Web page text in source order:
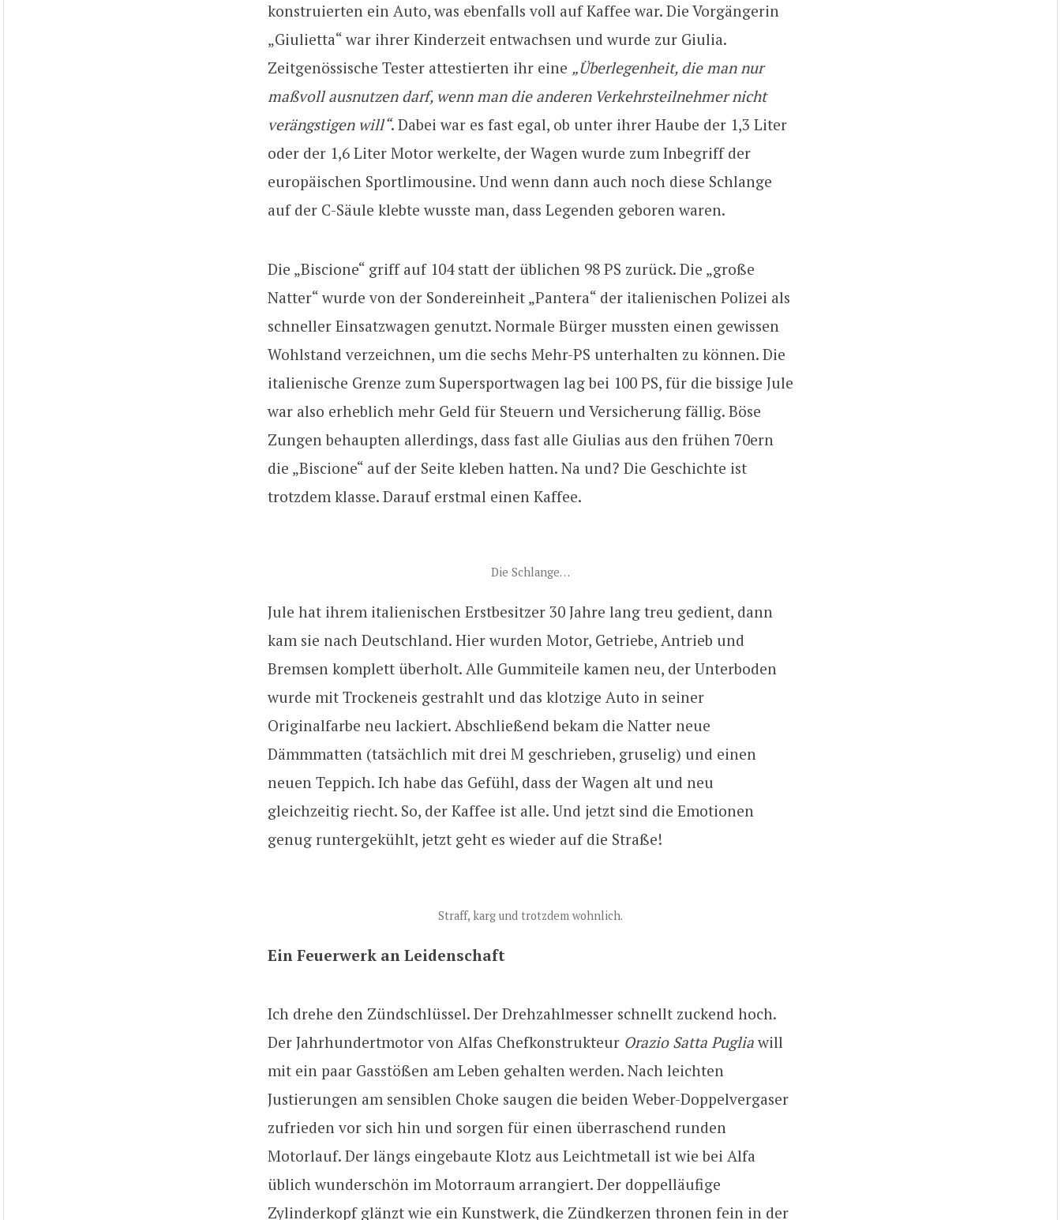
konstruierten ein Auto, was ebenfalls voll auf Kaffee war. Die Vorgängerin
„Giulietta“ war ihrer Kinderzeit entwachsen und wurde zur Giulia.
Zeitgenössische Tester attestierten ihr eine „Überlegenheit, die man nur
maßvoll ausnutzen darf, wenn man die anderen Verkehrsteilnehmer nicht
verängstigen will“. Dabei war es fast egal, ob unter ihrer Haube der 1,3 Liter
oder der 1,6 Liter Motor werkelte, der Wagen wurde zum Inbegriff der
europäischen Sportlimousine. Und wenn dann auch noch diese Schlange
auf der C-Säule klebte wusste man, dass Legenden geboren waren.
Die „Biscione“ griff auf 104 statt der üblichen 98 PS zurück. Die „große
Natter“ wurde von der Sondereinheit „Pantera“ der italienischen Polizei als
schneller Einsatzwagen genutzt. Normale Bürger mussten einen gewissen
Wohlstand verzeichnen, um die sechs Mehr-PS unterhalten zu können. Die
italienische Grenze zum Supersportwagen lag bei 100 PS, für die bissige Jule
war also erheblich mehr Geld für Steuern und Versicherung fällig. Böse
Zungen behaupten allerdings, dass fast alle Giulias aus den frühen 70ern
die „Biscione“ auf der Seite kleben hatten. Na und? Die Geschichte ist
trotzdem klasse. Darauf erstmal einen Kaffee.
Die Schlange…
Jule hat ihrem italienischen Erstbesitzer 30 Jahre lang treu gedient, dann
kam sie nach Deutschland. Hier wurden Motor, Getriebe, Antrieb und
Bremsen komplett überholt. Alle Gummiteile kamen neu, der Unterboden
wurde mit Trockeneis gestrahlt und das klotzige Auto in seiner
Originalfarbe neu lackiert. Abschließend bekam die Natter neue
Dämmmatten (tatsächlich mit drei M geschrieben, gruselig) und einen
neuen Teppich. Ich habe das Gefühl, dass der Wagen alt und neu
gleichzeitig riecht. So, der Kaffee ist alle. Und jetzt sind die Emotionen
genug runtergekühlt, jetzt geht es wieder auf die Straße!
Straff, karg und trotzdem wohnlich.
Ein Feuerwerk an Leidenschaft
Ich drehe den Zündschlüssel. Der Drehzahlmesser schnellt zuckend hoch.
Der Jahrhundertmotor von Alfas Chefkonstrukteur Orazio Satta Puglia will
mit ein paar Gasstößen am Leben gehalten werden. Nach leichten
Justierungen am sensiblen Choke saugen die beiden Weber-Doppelvergaser
zufrieden vor sich hin und sorgen für einen überraschend runden
Motorlauf. Der längs eingebaute Klotz aus Leichtmetall ist wie bei Alfa
üblich wunderschön im Motorraum arrangiert. Der doppelläufige
Zylinderkopf glänzt wie ein Kunstwerk, die Zündkerzen thronen fein in der